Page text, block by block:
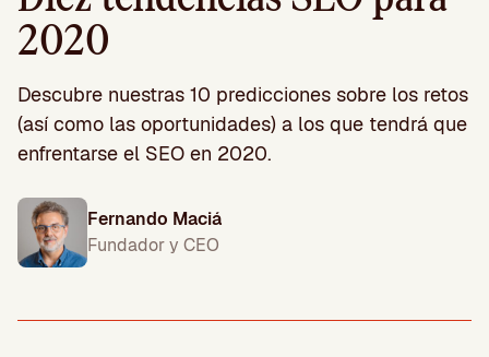
2020
Descubre nuestras 10 predicciones sobre los retos
(así como las oportunidades) a los que tendrá que
enfrentarse el SEO en 2020.
Fernando Maciá
Fundador y CEO